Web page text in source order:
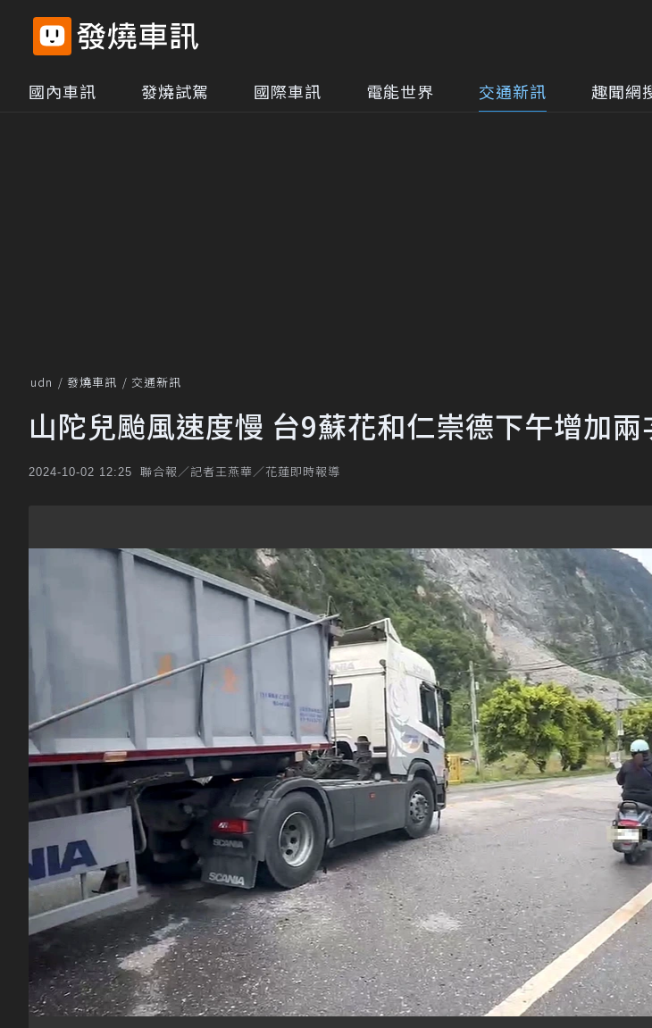
國內車訊 發燒試駕 國際車訊 電能世界 交通新訊 趣聞網
udn 發燒車訊 交通新訊
山陀兒颱風速度慢 台9蘇花和仁崇德下午增加
2024-10-02 12:25 聯合報／記者王燕華／花蓮即時報導